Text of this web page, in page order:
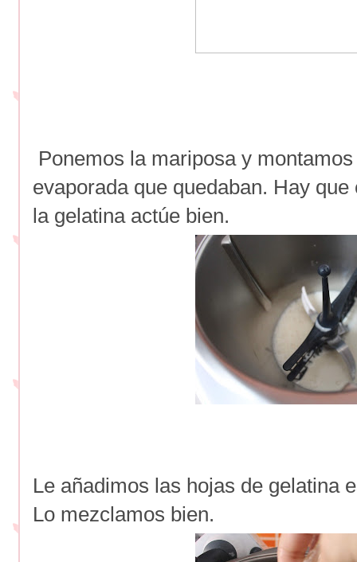
Ponemos la mariposa y
evaporada que quedaban. Hay
la gelatina actúe bien.
Le añadimos las hojas de gelatina
Lo mezclamos bien.